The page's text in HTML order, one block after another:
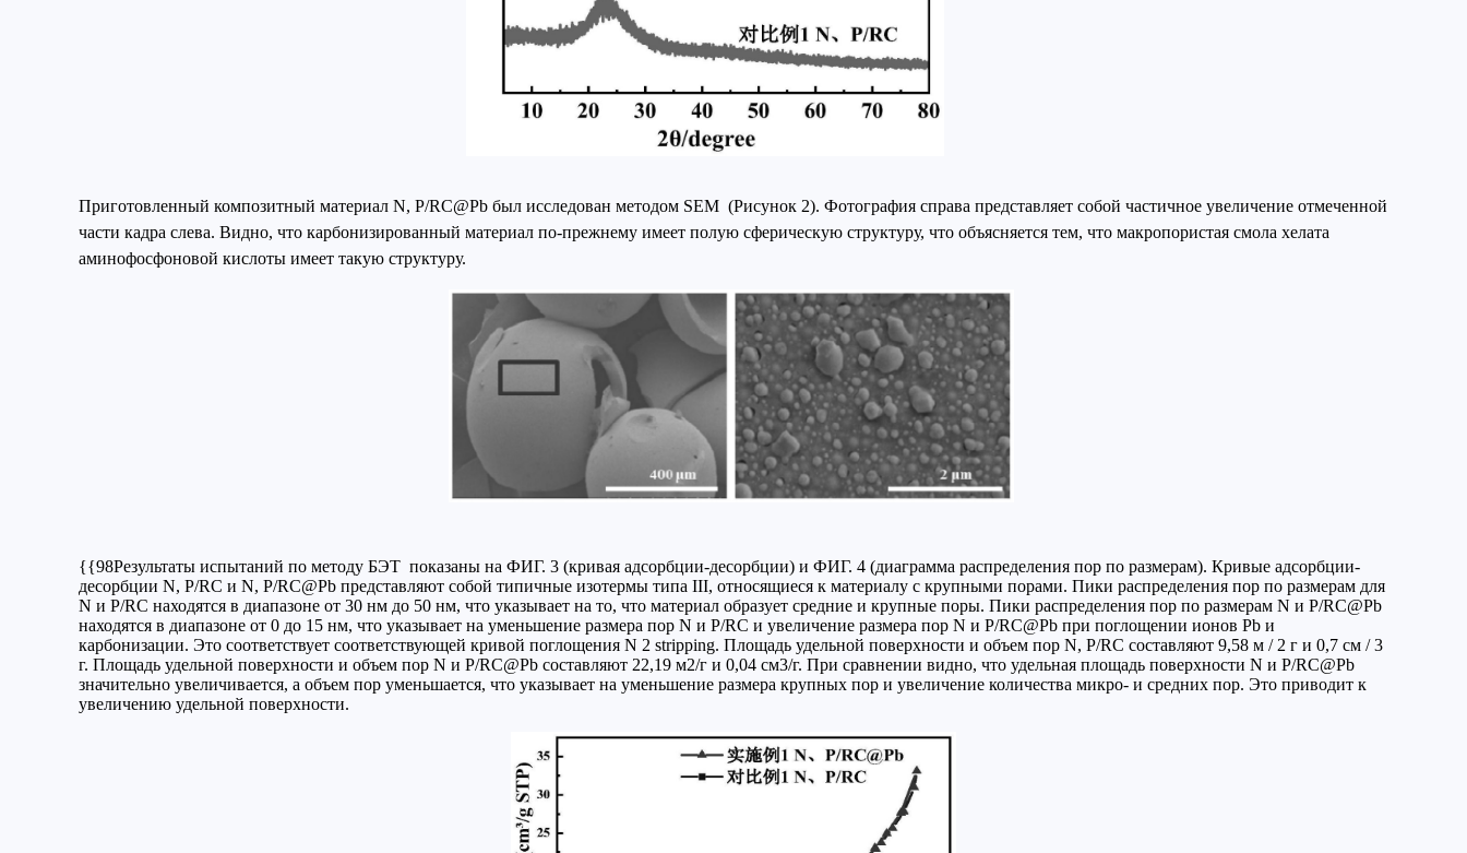
Приготовленный композитный материал N, P/RC@Pb был исследован методом SEM (Рисунок 2). Фотография справа представляет собой частичное увеличение отмеченной
части кадра слева. Видно, что карбонизированный материал по-прежнему имеет полую сферическую структуру, что объясняется тем, что макропористая смола хелата
аминофосфоновой кислоты имеет такую структуру.
{{98Результаты испытаний по методу БЭТ показаны на ФИГ. 3 (кривая адсорбции-десорбции) и ФИГ. 4 (диаграмма распределения пор по размерам). Кривые адсорбции-
десорбции N, P/RC и N, P/RC@Pb представляют собой типичные изотермы типа III, относящиеся к материалу с крупными порами. Пики распределения пор по размерам для
N и P/RC находятся в диапазоне от 30 нм до 50 нм, что указывает на то, что материал образует средние и крупные поры. Пики распределения пор по размерам N и P/RC@Pb
находятся в диапазоне от 0 до 15 нм, что указывает на уменьшение размера пор N и P/RC и увеличение размера пор N и P/RC@Pb при поглощении ионов Pb и
карбонизации. Это соответствует соответствующей кривой поглощения N 2 stripping. Площадь удельной поверхности и объем пор N, P/RC составляют 9,58 м / 2 г и 0,7 см / 3
г. Площадь удельной поверхности и объем пор N и P/RC@Pb составляют 22,19 м2/г и 0,04 см3/г. При сравнении видно, что удельная площадь поверхности N и P/RC@Pb
значительно увеличивается, а объем пор уменьшается, что указывает на уменьшение размера крупных пор и увеличение количества микро- и средних пор. Это приводит к
увеличению удельной поверхности.